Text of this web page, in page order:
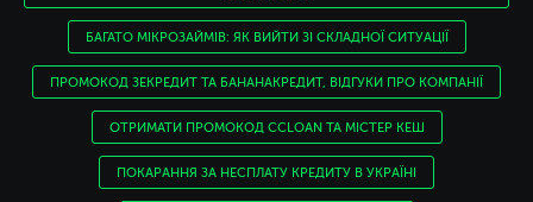
БАГАТО МІКРОЗАЙМІВ: ЯК ВИЙТИ ЗІ СКЛАДНОЇ СИТУАЦІЇ
ПРОМОКОД ЗЕКРЕДИТ ТА БАНАНАКРЕДИТ, ВІДГУКИ ПРО КОМПАНІЇ
ОТРИМАТИ ПРОМОКОД CCLOAN ТА МІСТЕР КЕШ
ПОКАРАННЯ ЗА НЕСПЛАТУ КРЕДИТУ В УКРАЇНІ